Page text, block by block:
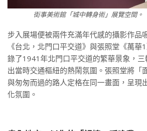
街事美術館「城中轉身術」展覽空間。
步入展場便被兩件充滿年代感的攝影作品
《台北，北門口平交道》與張照堂《萬華
錄了1941年北門口平交道的繁華景象，
出當時交通樞紐的熱鬧氛圍。張照堂將「
與匆匆而過的路人定格在同一畫面，呈現
化氛圍。